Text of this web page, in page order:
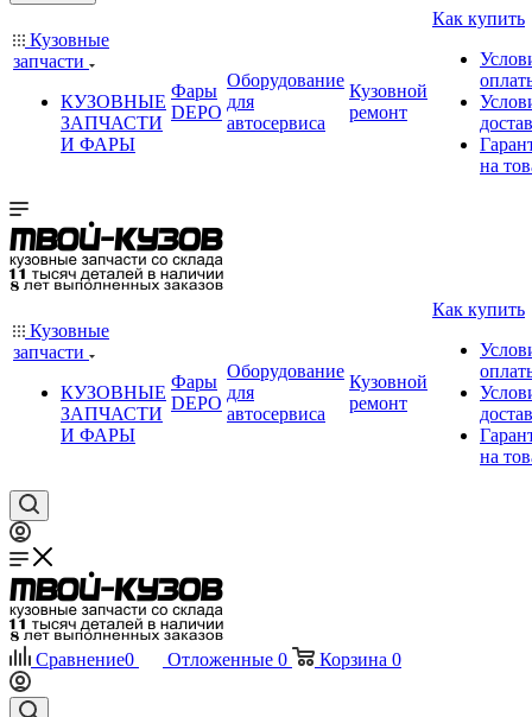
Кузовные
запчасти
КУЗОВНЫЕ
ЗАПЧАСТИ
И ФАРЫ
Фары
DEPO
Оборудование
для
автосервиса
Кузовной
ремонт
Как купить
на
Кузовные
запчасти
КУЗОВНЫЕ
ЗАПЧАСТИ
И ФАРЫ
Фары
DEPO
Оборудование
для
автосервиса
Кузовной
ремонт
Как купить
на
Сравнение0 Отложенные 0 Корзина 0